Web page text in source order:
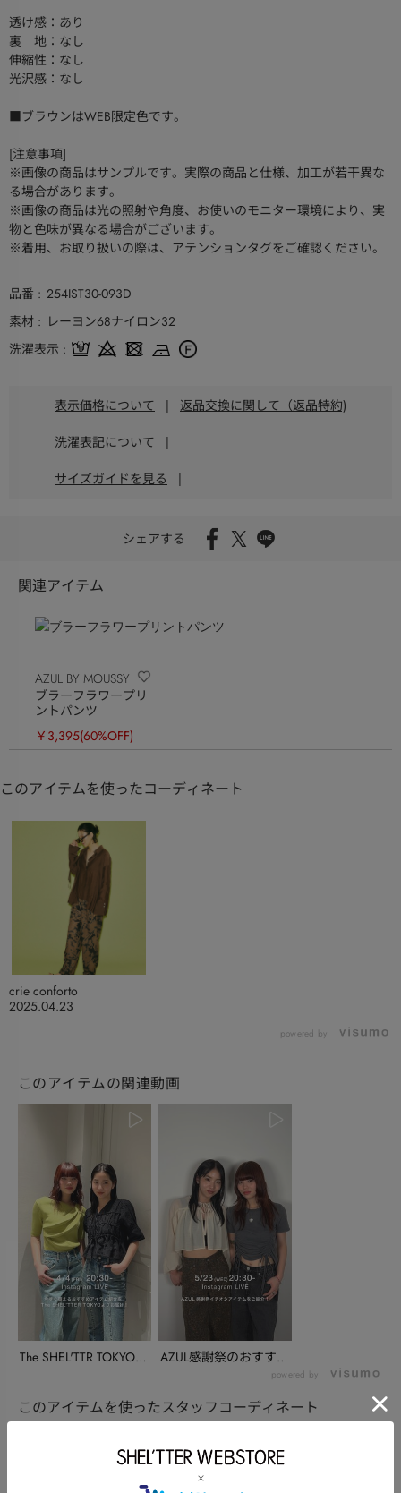
透け感：あり
裏 地：なし
伸縮性：なし
光沢感：なし
■ブラウンはWEB限定色です。
[注意事項]
※画像の商品はサンプルです。実際の商品と仕様、加工が若干異な
る場合があります。
※画像の商品は光の照射や角度、お使いのモニター環境により、実
物と色味が異なる場合がございます。
※着用、お取り扱いの際は、アテンションタグをご確認ください。
品番
254IST30-093D
素材
レーヨン68ナイロン32
洗濯表示
表示価格について | 返品交換に関して（返品特約)
洗濯表記について |
サイズガイドを見る |
シェアする
関連アイテム
AZUL BY MOUSSY
ブラーフラワープリ
ントパンツ
￥3,395(60%OFF)
このアイテムを使ったコーディネート
2025.04.23
crie conforto
powered by
このアイテムの関連動画
The SHEL'TTR TOKYOよ
AZUL感謝祭のおすすめ
powered by
このアイテムを使ったスタッフコーディネート